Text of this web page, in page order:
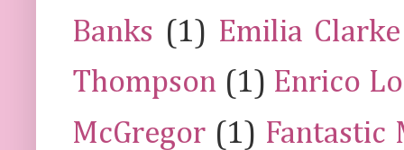
Banks (1) Emilia Clarke
Thompson (1) Enrico
McGregor (1) Fantastic